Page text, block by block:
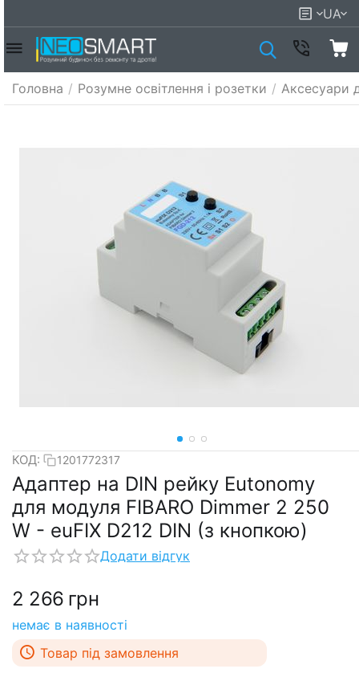
UA
Головна / Розумне освітлення і розетки / Аксесуари
КОД: 1201772317
Адаптер на DIN рейку Eutonomy
для модуля FIBARO Dimmer 2 250
W - euFIX D212 DIN (з кнопкою)
Додати відгук
2 266 грн
немає в наявності
Товар під замовлення